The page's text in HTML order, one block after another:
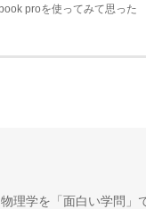
proを使ってみて思った
理学を「面白い学問